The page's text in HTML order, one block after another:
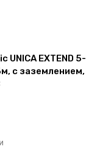
EXTEND 5-
с заземлением,